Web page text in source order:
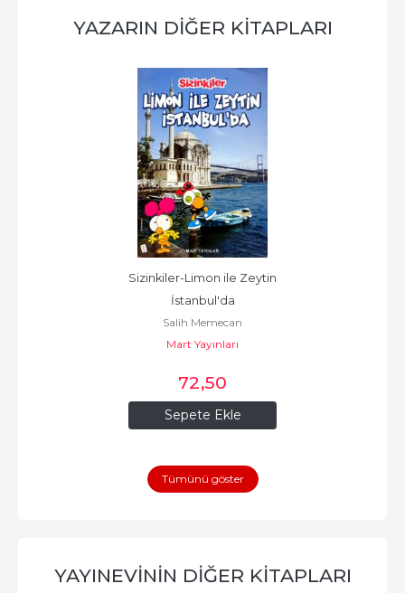
YAZARIN DIĞER KITAPLARI
Sepete Ekle
Sizinkiler-Limon ile Zeytin
İstanbul'da
Salih Memecan
Mart Yayınları
72,50
Tümünü göster
YAYINEVININ DIĞER KITAPLARI